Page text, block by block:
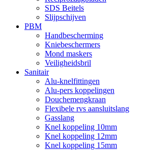
SDS Beitels
Slijpschijven
PBM
Handbescherming
Kniebeschermers
Mond maskers
Veiligheidsbril
Sanitair
Alu-knelfittingen
Alu-pers koppelingen
Douchemengkraan
Flexibele rvs aansluitslang
Gasslang
Knel koppeling 10mm
Knel koppeling 12mm
Knel koppeling 15mm